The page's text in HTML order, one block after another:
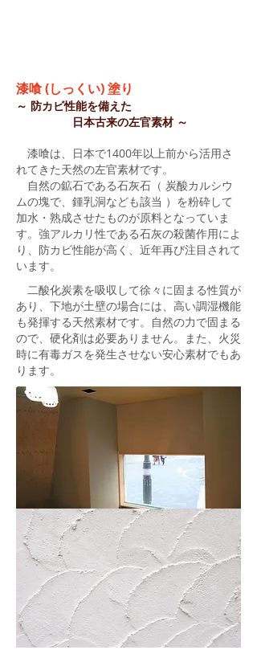
漆喰 (しっくい)塗り
～ 防カビ性能を備えた
日本古来の左官素材​ ～
漆喰は、日本で1400年以上前から活用さ
れてきた天然の左官素材です。
自然の鉱石である石灰石（ 炭酸カルシウ
ムの塊で、鍾乳洞なども該当 ） を粉砕して
加水・熟成させたものが原料となっていま
す。強アルカリ性である石灰の殺菌作用によ
り、防カビ性能が高く、近年再び注目されて
います。
二酸化炭素を吸収して徐々に固まる性質が
あり、下地が土壁の場合には、高い調湿機能
も発揮する天然素材です。自然の力で固まる
ので、硬化剤は必要ありません。 また、火災
時に有毒ガスを発生させない安心素材でもあ
ります。